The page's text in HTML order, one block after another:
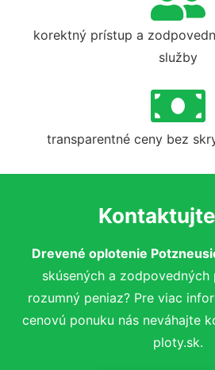
korektný prístup a
služby
transparentné ceny bez
Drevené oplotenie
skúsených a
rozumný peniaz? Pre viac
cenovú ponuku nás neváhajte
ploty.sk.